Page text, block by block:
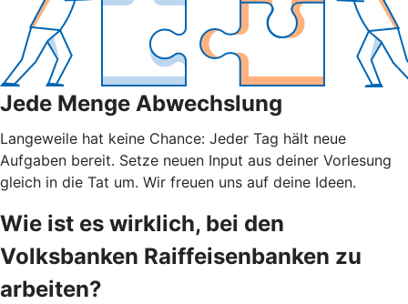
Jede Menge Abwechslung
Langeweile hat keine Chance: Jeder Tag hält neue
Aufgaben bereit. Setze neuen Input aus deiner Vorlesung
gleich in die Tat um. Wir freuen uns auf deine Ideen.
Wie ist es wirklich, bei den
Volksbanken Raiffeisenbanken zu
arbeiten?